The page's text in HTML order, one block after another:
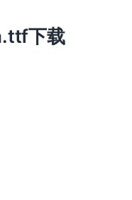
下载